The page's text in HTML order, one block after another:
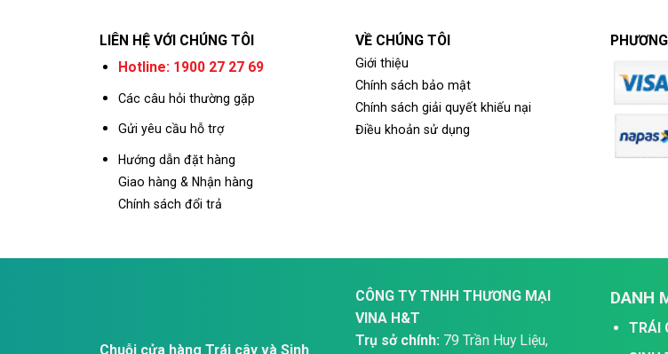
LIÊN HỆ VỚI CHÚNG TÔI
Hotline: 1900 27 27 69
Các câu hỏi thường gặp
Gửi yêu cầu hỗ trợ
Hướng dẫn đặt hàng
Giao hàng & Nhận hàng
Chính sách đổi trả
VỀ CHÚNG TÔI
Giới thiệu
Chính sách bảo mật
Chính sách giải quyết khiếu nại
Điều khoản sử dụng
Chuỗi cửa hàng Trái cây và Sinh
CÔNG TY TNHH THƯƠNG MẠI
VINA H&T
Trụ sở chính: 79 Trần Huy Liệu,
DANH
TRÁI